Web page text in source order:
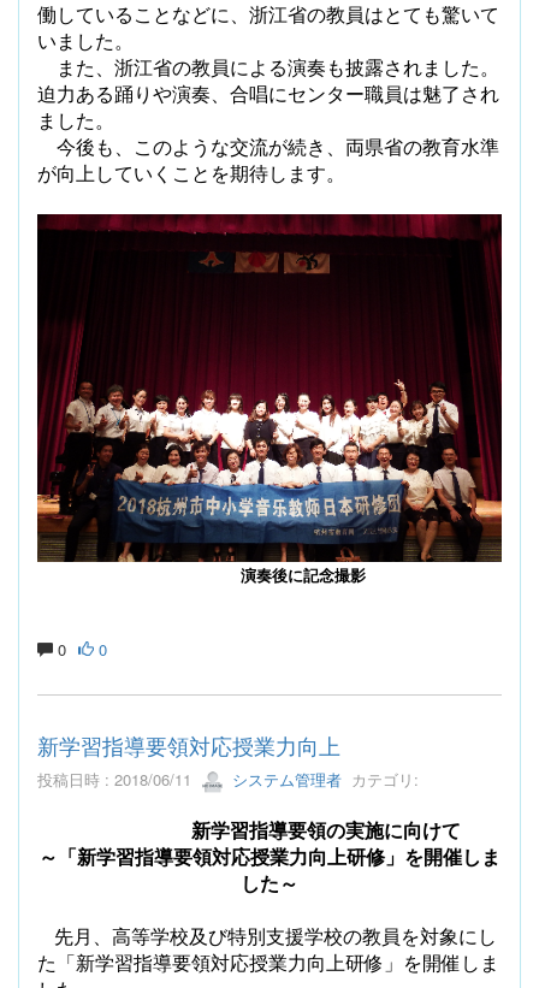
働していることなどに、浙江省の教員はとても驚いて
いました。
また、浙江省の教員による演奏も披露されました。
迫力ある踊りや演奏、合唱にセンター職員は魅了され
ました。
今後も、このような交流が続き、両県省の教育水準
が向上していくことを期待します。
演奏後に記念撮影
0 0
新学習指導要領対応授業力向上
投稿日時 : 2018/06/11 システム管理者 カテゴリ:
新学習指導要領の実施に向けて
～「新学習指導要領対応授業力向上研修」を開催しま
した～
先月、高等学校及び特別支援学校の教員を対象にし
た「新学習指導要領対応授業力向上研修」を開催しま